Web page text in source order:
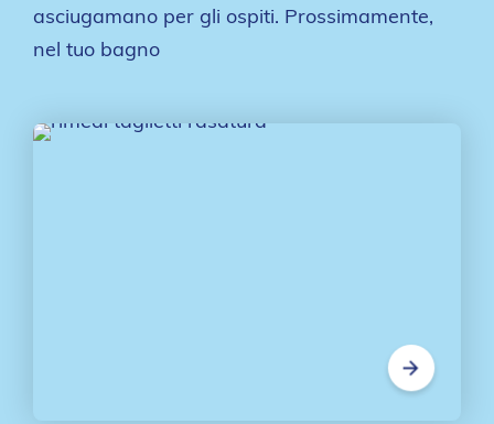
asciugamano per gli ospiti. Prossimamente,
nel tuo bagno